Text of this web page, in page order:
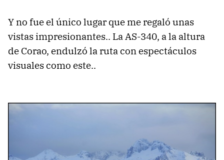
Y no fue el único lugar que me regaló unas
vistas impresionantes.. La AS-340, a la altura
de Corao, endulzó la ruta con espectáculos
visuales como este..